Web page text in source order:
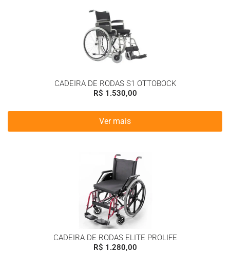
CADEIRA DE RODAS S1 OTTOBOCK
R$ 1.530,00
Ver mais
CADEIRA DE RODAS ELITE PROLIFE
R$ 1.280,00